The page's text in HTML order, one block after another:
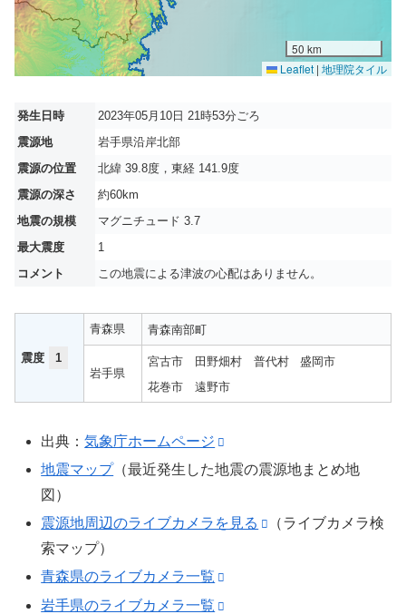
50 km
Leaflet | 地理院タイル
発生日時
2023年05月10日 21時53分ごろ
震源地
岩手県沿岸北部
震源の位置
北緯 39.8度，東経 141.9度
震源の深さ
約60km
地震の規模
マグニチュード 3.7
最大震度
1
コメント
この地震による津波の心配はありません。
震度 1
青森県 青森南部町
岩手県
宮古市 田野畑村 普代村
盛岡市
花巻市
遠野市
出典：気象庁ホームページ
地震マップ（最近発生した地震の震源地まとめ地
図）
震源地周辺のライブカメラを見る
（ライブカメラ検
索マップ）
青森県のライブカメラ一覧
岩手県のライブカメラ一覧